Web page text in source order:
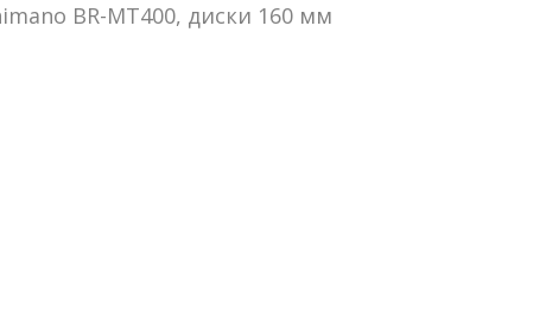
BR-MT400, диски 160 мм